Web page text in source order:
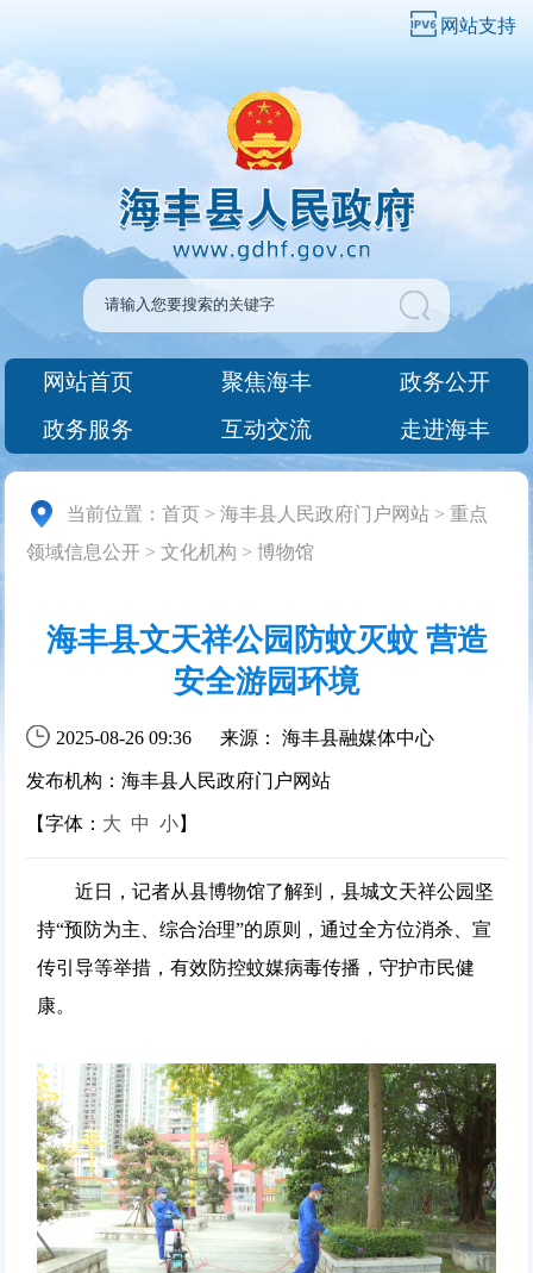
网站支持
网站首页 聚焦海丰
政务公开
政务服务
互动交流 走进海丰
当前位置：首页 >海丰县人民政府门户网站 >重点
领域信息公开 >文化机构 >博物馆
海丰县文天祥公园防蚊灭蚊 营造
安全游园环境
2025-08-26 09:36 来源： 海丰县融媒体中心
发布机构：海丰县人民政府门户网站
【字体： 大 中 小】
近日，记者从县博物馆了解到，县城文天祥公园坚
持“预防为主、综合治理”的原则，通过全方位消杀、宣
传引导等举措，有效防控蚊媒病毒传播，守护市民健
康。